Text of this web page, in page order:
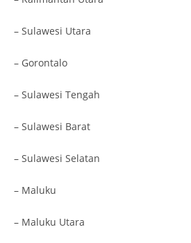
– Sulawesi Utara
– Gorontalo
– Sulawesi Tengah
– Sulawesi Barat
– Sulawesi Selatan
– Maluku
– Maluku Utara